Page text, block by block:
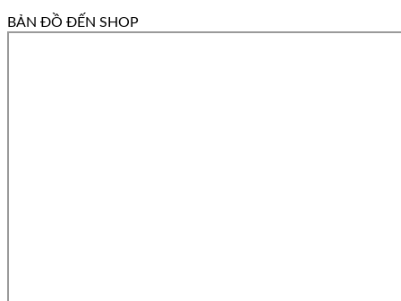
BẢN ĐỒ ĐẾN SHOP